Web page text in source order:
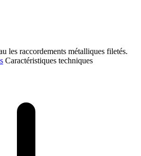
les raccordements métalliques filetés.
Caractéristiques techniques